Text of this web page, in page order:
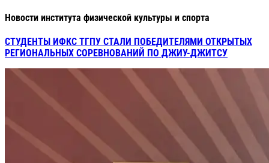
Новости института физической культуры и спорта
СТУДЕНТЫ ИФКС ТГПУ СТАЛИ ПОБЕДИТЕЛЯМИ ОТКРЫТЫХ
РЕГИОНАЛЬНЫХ СОРЕВНОВАНИЙ ПО ДЖИУ-ДЖИТСУ